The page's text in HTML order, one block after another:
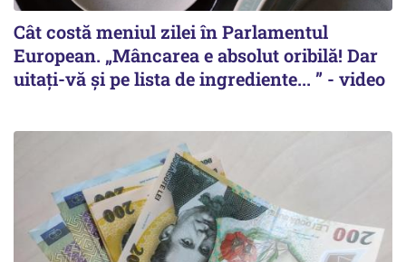
Cât costă meniul zilei în Parlamentul
European. „Mâncarea e absolut oribilă! Dar
uitați-vă și pe lista de ingrediente... ” - video